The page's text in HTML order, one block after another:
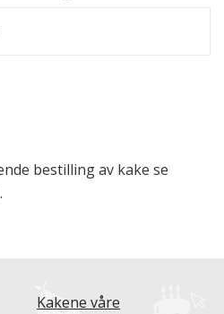
bestilling av kake se
.
Kakene våre